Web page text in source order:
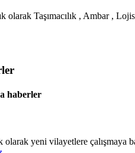
olarak Taşımacılık , Ambar ,
haberler
olarak yeni vilayetlere